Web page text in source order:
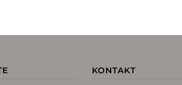
KONTAKT